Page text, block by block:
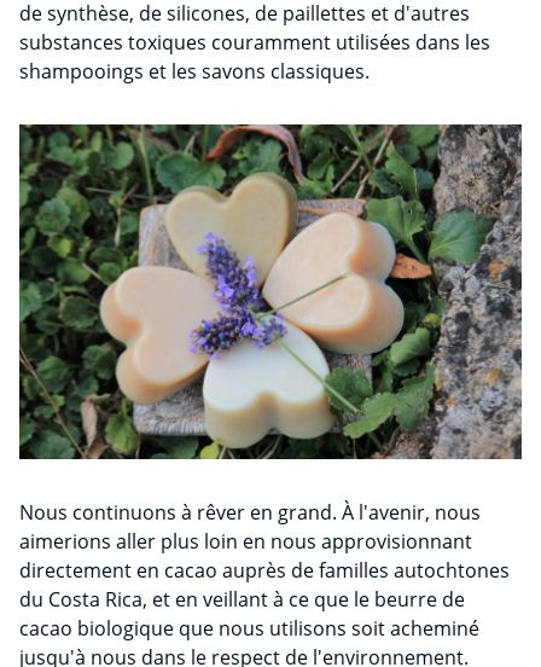
de synthèse, de silicones, de paillettes et d'autres
substances toxiques couramment utilisées dans les
shampooings et les savons classiques.
Nous continuons à rêver en grand. À l'avenir, nous
aimerions aller plus loin en nous approvisionnant
directement en cacao auprès de familles autochtones
du Costa Rica, et en veillant à ce que le beurre de
cacao biologique que nous utilisons soit acheminé
jusqu'à nous dans le respect de l'environnement.